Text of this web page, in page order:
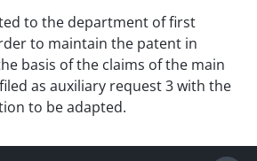
to the department of first
to maintain the patent in
basis of the claims of the main
as auxiliary request 3 with the
to be adapted.